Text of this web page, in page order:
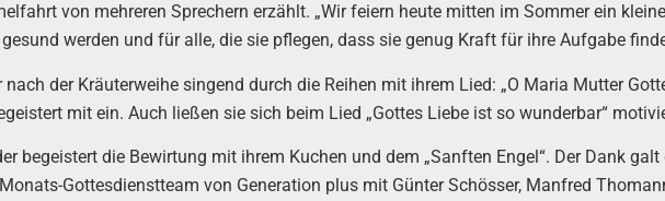
von mehreren Sprechern erzählt. „Wir feiern heute mitten im Sommer ein
werden und für alle, die sie pflegen, dass sie genug Kraft für ihre Aufgabe
der Kräuterweihe singend durch die Reihen mit ihrem Lied: „O Maria Mutter
mit ein. Auch ließen sie sich beim Lied „Gottes Liebe ist so wunderbar“
begeistert die Bewirtung mit ihrem Kuchen und dem „Sanften Engel“. Der Dank
Gottesdienstteam von Generation plus mit Günter Schösser, Manfred